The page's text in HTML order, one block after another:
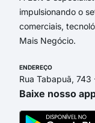
impulsionando o
comerciais,
Mais Negócio.
ENDEREÇO
Rua Tabapuã,
Baixe nosso